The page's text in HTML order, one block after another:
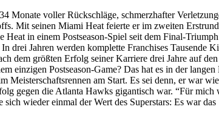
Monate voller Rückschläge, schmerzhafter
Mit seinen Miami Heat feierte er im zweiten
in einem Postseason-Spiel seit dem Final-
drei Jahren werden komplette Franchises Tausende
dem größten Erfolg seiner Karriere drei Jahre auf
einzigen Postseason-Game? Das hat es in der
Meisterschaftsrennen am Start. Es sei denn, er war
gegen die Atlanta Hawks gigantisch war. “Für
wieder einmal der Wert des Superstars: Es war